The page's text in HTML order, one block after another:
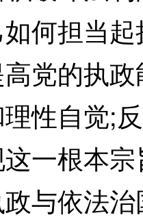
何担当
党的执
性自觉;
一根本
与依法